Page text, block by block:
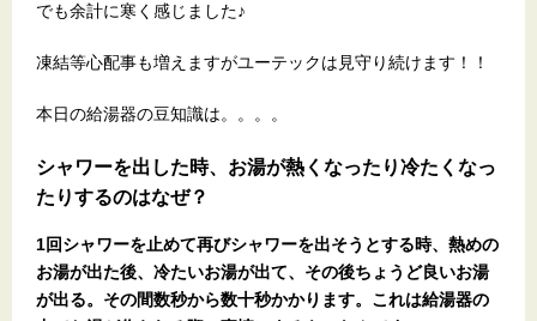
でも余計に寒く感じました♪
凍結等心配事も増えますがユーテックは見守り続けます！！
本日の給湯器の豆知識は。。。。
シャワーを出した時、お湯が熱くなったり冷たくなっ
たりするのはなぜ？
1回シャワーを止めて再びシャワーを出そうとする時、熱めの
お湯が出た後、冷たいお湯が出て、その後ちょうど良いお湯
が出る。その間数秒から数十秒かかります。これは給湯器の